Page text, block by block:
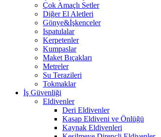
Çok Amaçlı Setler
Diğer El Aletleri
Gönye&İşkenceler
Ispatulalar
Kerpetenler
Kumpaslar
Maket Bıçakları
Metreler
Su Terazileri
Tokmaklar
İş Güvenliği
Eldivenler
Deri Eldivenler
Kasap Eldiveni ve Önlüğü
Kaynak Eldivenleri